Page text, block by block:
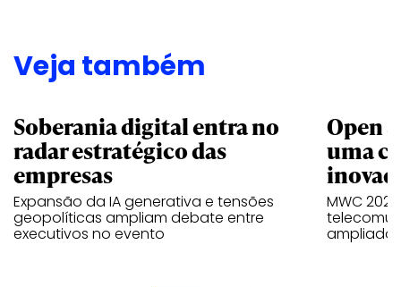
Veja também
Soberania digital entra no
radar estratégico das
empresas
Expansão da IA generativa e tensões
geopolíticas ampliam debate entre
executivos no evento
Open
uma
MWC